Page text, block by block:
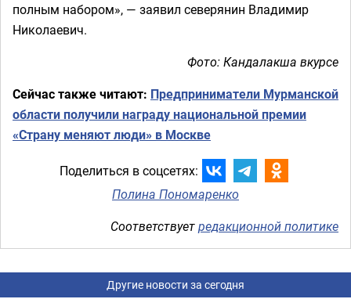
полным набором», — заявил северянин Владимир
Николаевич.
Фото: Кандалакша вкурсе
Сейчас также читают: Предприниматели Мурманской
области получили награду национальной премии
«Страну меняют люди» в Москве
Поделиться в соцсетях:
Полина Пономаренко
Соответствуетредакционной политике
Другие новости за сегодня